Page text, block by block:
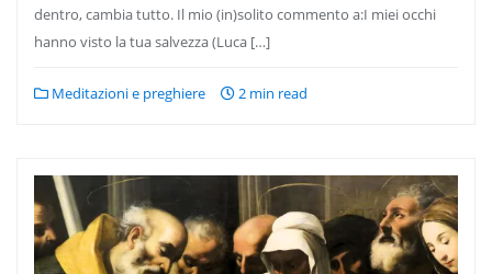
dentro, cambia tutto. Il mio (in)solito commento a:I miei occhi
hanno visto la tua salvezza (Luca […]
Meditazioni e preghiere 2 min read